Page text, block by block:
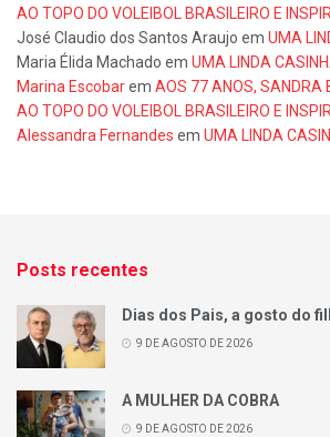
AO TOPO DO VOLEIBOL BRASILEIRO E
José Claudio dos Santos Araujo em UMA
Maria Élida Machado em UMA LINDA
Marina Escobarem AOS 77 ANOS, SANDRA
AO TOPO DO VOLEIBOL BRASILEIRO E
Alessandra Fernandes em UMA LINDA
Posts recentes
Dias dos Pais, a gosto do
9 DE AGOSTO DE 2026
A MULHER DA COBRA
9 DE AGOSTO DE 2026